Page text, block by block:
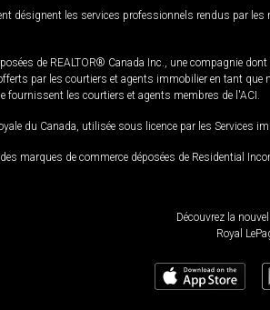
désignent les services professionnels rendus par
de REALTOR® Canada Inc., une compagnie
par les courtiers et agents immobilier en tant
fournissent les courtiers et agents membres de l'ACI.
du Canada, utilisée sous licence par les Services
marques de commerce déposées de Residential
Découvrez la
Royal